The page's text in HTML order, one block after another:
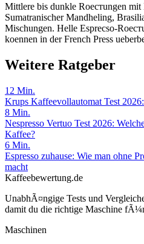
Mittlere bis dunkle Roeстungen
Sumatranischer Mandheling,
Mischungen. Helle Esprесso-
koennen in der French Press
Weitere Ratgeber
12 Min.
Krups Kaffeevollautomat Test
8 Min.
Nespresso Vertuo Test 2026:
Kaffee?
6 Min.
Espresso zuhause: Wie man ohne
macht
Kaffeebewertung.de
UnabhÃ¤ngige Tests und
damit du die richtige Maschine
Maschinen